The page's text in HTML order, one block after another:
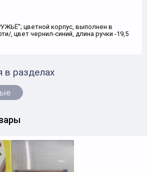
цветной корпус, выполнен в
, цвет чернил-синий, длина ручки -19,5
в разделах